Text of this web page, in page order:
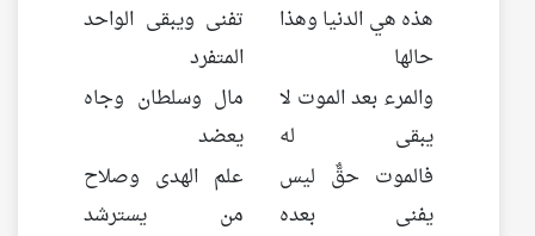
هذه هي الدنيا وهذا
حالها
تفنى ويبقى الواحد
المتفرد
والمرء بعد الموت لا
يبقى له
مال وسلطان وجاه
يعضد
فالموت حقٌّ ليس
يفنى بعده
علم الهدى وصلاح
من يسترشد